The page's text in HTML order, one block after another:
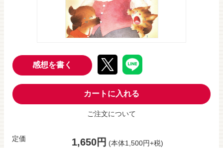
感想を書く
カートに入れる
ご注文について
定価 1,650円 (本体1,500円+税)